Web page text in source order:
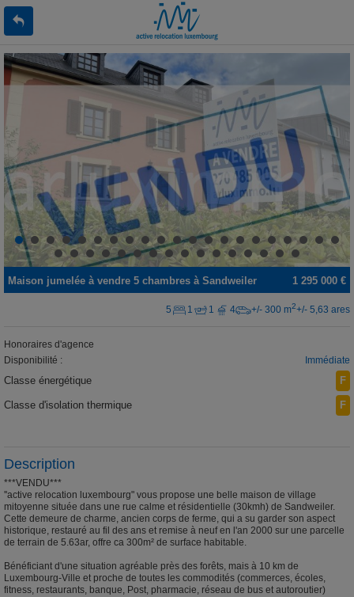
1 295 000 €
Maison jumelée à vendre 5 chambres à Sandweiler
5 1 1 4 +/- 300 m2+/- 5,63 ares
Honoraires d'agence
Disponibilité :
Immédiate
Classe énergétique F
Classe d'isolation thermique F
Description
***VENDU***
''active relocation luxembourg" vous propose une belle maison de village
mitoyenne située dans une rue calme et résidentielle (30kmh) de Sandweiler.
Cette demeure de charme, ancien corps de ferme, qui a su garder son aspect
historique, restauré au fil des ans et remise à neuf en l'an 2000 sur une parcelle
de terrain de 5.63ar, offre ca 300m² de surface habitable.
Bénéficiant d'une situation agréable près des forêts, mais à 10 km de
Luxembourg-Ville et proche de toutes les commodités (commerces, écoles,
fitness, restaurants, banque, Post, pharmacie, réseau de bus et autoroutier)